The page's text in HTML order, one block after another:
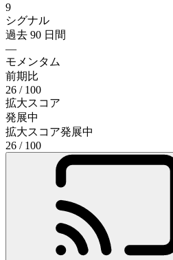
9
シグナル
過去 90 日間
—
モメンタム
前期比
26 / 100
拡大スコア
発展中
拡大スコア発展中
26 / 100